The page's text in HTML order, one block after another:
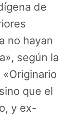
de
no hayan
según la
que el
y ex-